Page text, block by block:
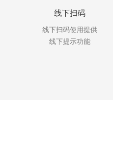
线下扫码
线下扫码使用提供
线下提示功能